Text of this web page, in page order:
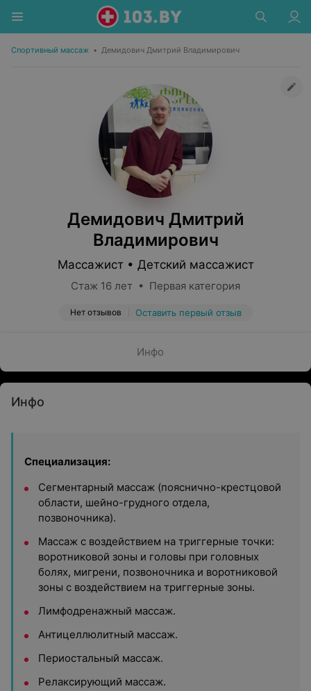
Спортивный массаж • Демидович Дмитрий Владимирович
Демидович Дмитрий
Владимирович
Массажист • Детский массажист
Стаж 16 лет • Первая категория
Нет отзывов Оставить первый отзыв
Инфо
Инфо
Специализация:
Сегментарный массаж (пояснично-крестцовой
области, шейно-грудного отдела,
позвоночника).
Массаж с воздействием на триггерные точки:
воротниковой зоны и головы при головных
болях, мигрени, позвоночника и воротниковой
зоны с воздействием на триггерные зоны.
Лимфодренажный массаж.
Антицеллюлитный массаж.
Периостальный массаж.
Релаксирующий массаж.